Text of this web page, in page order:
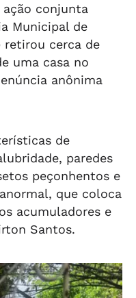
conjunta
Municipal de
retirou cerca de
uma casa no
anônima
de
paredes
peçonhentos e
que coloca
acumuladores e
Santos.